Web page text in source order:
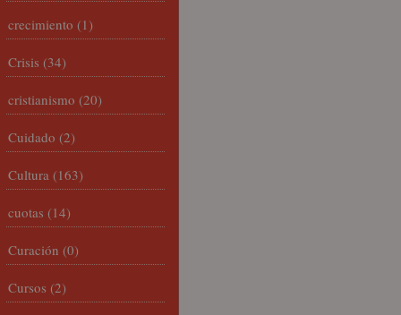
crecimiento (1)
Crisis (34)
cristianismo (20)
Cuidado (2)
Cultura (163)
cuotas (14)
Curación (0)
Cursos (2)